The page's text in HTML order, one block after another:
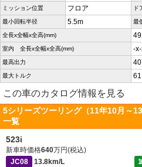
ミッション位置 フロア ド
最小回転半径 5.5m 最
全長x全幅x全高(mm)
室内 全長x全幅x全高(mm) -
最高出力
最大トルク
この車のカタログ情報を見る
5シリーズツーリング（11年10月～
一覧
523i
新車時価格640万円(税込)
JC08
13.8km/L